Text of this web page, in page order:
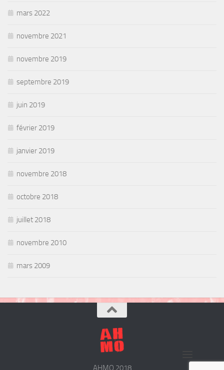
mars 2022
novembre 2021
novembre 2019
septembre 2019
juin 2019
février 2019
janvier 2019
novembre 2018
octobre 2018
juillet 2018
novembre 2010
mars 2009
AHMO 2018